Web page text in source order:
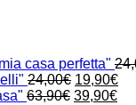
casa perfetta"
24,00€ Il
prezzo
19,90€Il
63,90€ Il
39,90€Il